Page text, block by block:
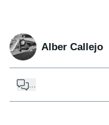
Alber Callejo
...